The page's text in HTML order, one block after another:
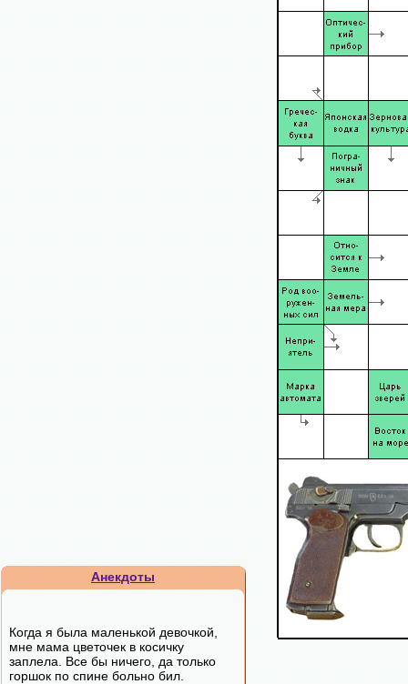
Анекдоты
Когда я была маленькой девочкой,
мне мама цветочек в косичку
заплела. Все бы ничего, да только
горшок по спине больно бил.